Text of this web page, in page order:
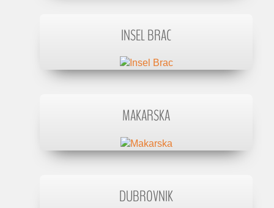
INSEL BRAC
MAKARSKA
DUBROVNIK